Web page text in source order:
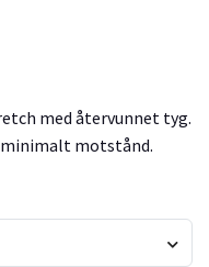
med återvunnet tyg.
minimalt motstånd.